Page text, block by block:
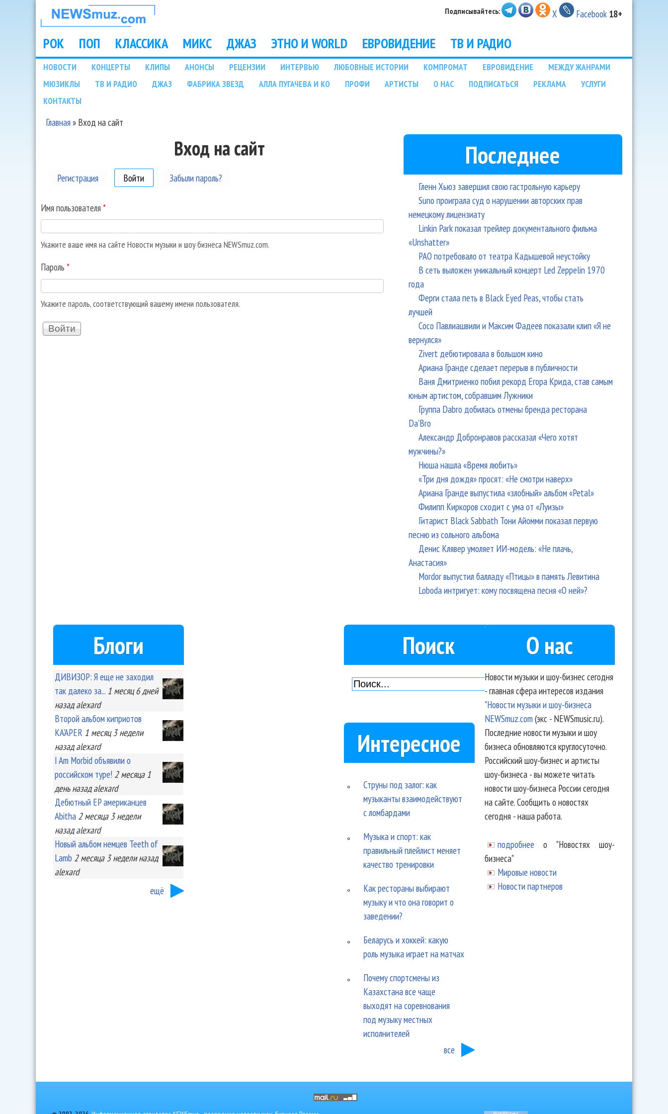
НОВОСТИ
МУЗЫКИ И
ШОУ БИЗНЕСА
NEWSMUZ.COM
Подписывайтесь: X Facebook 18+
Main menu
РОК ПОП КЛАССИКА МИКС ДЖАЗ ЭТНО И WORLD ЕВРОВИДЕНИЕ ТВ И РАДИО
Подразделы
НОВОСТИ КОНЦЕРТЫ КЛИПЫ АНОНСЫ РЕЦЕНЗИИ ИНТЕРВЬЮ ЛЮБОВНЫЕ ИСТОРИИ КОМПРОМАТ ЕВРОВИДЕНИЕ
МЕЖДУ ЖАНРАМИ
МЮЗИКЛЫ
ТВ И РАДИО ДЖАЗ ФАБРИКА ЗВЕЗД АЛЛА ПУГАЧЕВА И КО ПРОФИ АРТИСТЫ О НАС ПОДПИСАТЬСЯ РЕКЛАМА
УСЛУГИ
КОНТАКТЫ
Вы здесь
Главная» Вход на сайт
Вход на сайт
Регистрация Войти (активная вкладка)
Забыли пароль?
Имя пользователя *
Укажите ваше имя на сайте Новости музыки и шоу бизнеса NEWSmuz.com.
Пароль *
Укажите пароль, соответствующий вашему имени пользователя.
Последнее
Гленн Хьюз завершил свою гастрольную карьеру
Suno проиграла суд о нарушении авторских прав
немецкому лицензиату
Linkin Park показал трейлер документального фильма
«Unshatter»
РАО потребовало от театра Кадышевой неустойку
В сеть выложен уникальный концерт Led Zeppelin 1970
года
Ферги стала петь в Black Eyed Peas, чтобы стать
лучшей
Сосо Павлиашвили и Максим Фадеев показали клип «Я не
вернулся»
Zivert дебютировала в большом кино
Ариана Гранде сделает перерыв в публичности
Ваня Дмитриенко побил рекорд Егора Крида, став самым
юным артистом, собравшим Лужники
Группа Dabro добилась отмены бренда ресторана
Da'Bro
Александр Добронравов рассказал «Чего хотят
мужчины?»
Нюша нашла «Время любить»
«Три дня дождя» просят: «Не смотри наверх»
Ариана Гранде выпустила «злобный» альбом «Petal»
Филипп Киркоров сходит с ума от «Луизы»
Гитарист Black Sabbath Тони Айомми показал первую
песню из сольного альбома
Денис Клявер умоляет ИИ-модель: «Не плачь,
Анастасия»
Mordor выпустил балладу «Птицы» в память Левитина
Loboda интригует: кому посвящена песня «О ней»?
Блоги
ДИВИЗОР: Я еще не заходил
так далеко за... 1 месяц 6 дней
назад alexard
Второй альбом киприотов
KA'APER 1 месяц 3 недели
назад alexard
I Am Morbid объявили о
российском туре! 2 месяца 1
деньназад alexard
Дебютный EP американцев
Abitha 2 месяца 3 недели
назад alexard
Новый альбом немцев Teeth of
Lamb 2 месяца 3 неделиназад
alexard
ещё
Поиск
Интересное
Струны под залог: как
музыканты взаимодействуют
с ломбардами
Музыка и спорт: как
правильный плейлист меняет
качество тренировки
Как рестораны выбирают
музыку и что она говорит о
заведении?
Беларусь и хоккей: какую
роль музыка играет на матчах
Почему спортсмены из
Казахстана все чаще
выходят на соревнования
под музыку местных
исполнителей
все
О нас
Новости музыки и шоу-бизнес сегодня
- главная сфера интересов издания
"Новости музыки и шоу-бизнеса
NEWSmuz.com(экс - NEWSmusic.ru).
Последние новости музыки и шоу
бизнеса обновляются круглосуточно.
Российский шоу-бизнес и артисты
шоу-бизнеса - вы можете читать
новости шоу-бизнеса России сегодня
на сайте. Сообщить о новостях
сегодня - наша работа.
подробнее о "Новостях шоу-
бизнеса"
Мировые новости
Новости партнеров